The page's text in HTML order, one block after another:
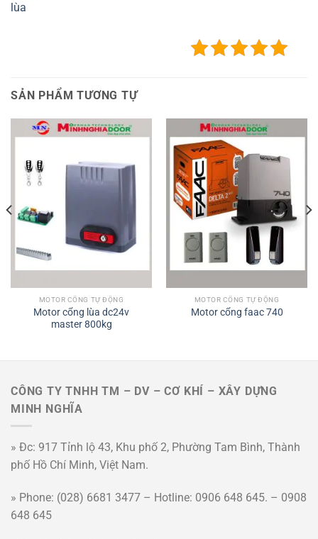
lùa
SẢN PHẨM TƯƠNG TỰ
MOTOR CỔNG TỰ ĐỘNG
Motor cổng lùa dc24v
master 800kg
MOTOR CỔNG TỰ ĐỘNG
Motor cổng faac 740
CÔNG TY TNHH TM – DV – CƠ KHÍ – XÂY DỰNG
MINH NGHĨA
» Đc: 917 Tỉnh lộ 43, Khu phố 2, Phường Tam Bình, Thành
phố Hồ Chí Minh, Việt Nam.
» Phone: (028) 6681 3477 – Hotline: 0906 648 645. – 0908
648 645